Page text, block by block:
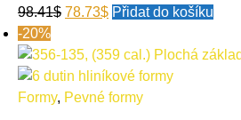
98.41$ 78.73$ Přidat do košíku
-20%
Formy, Pevné formy